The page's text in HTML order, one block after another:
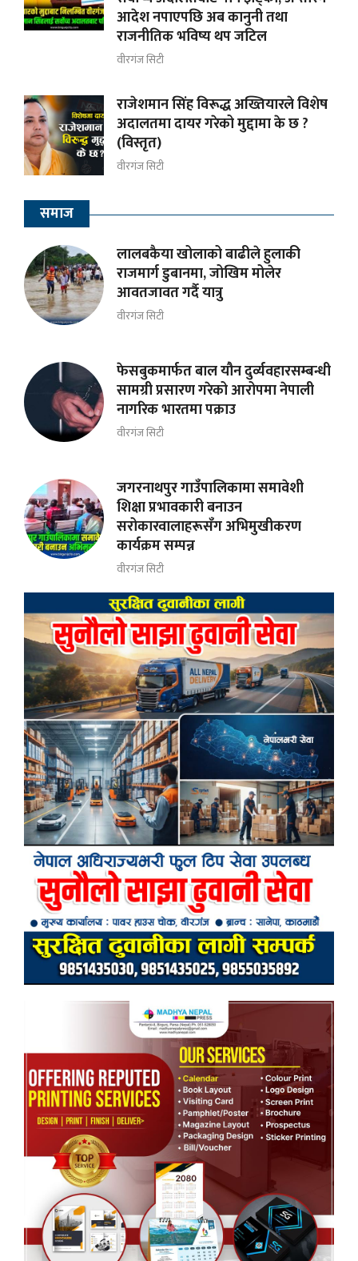
आदेश नपाएपछि अब कानुनी तथा
राजनीतिक भविष्य थप जटिल
वीरगंज सिटी
राजेशमान सिंह विरूद्ध अख्तियारले विशेष
अदालतमा दायर गरेको मुद्दामा के छ ?
(विस्तृत)
वीरगंज सिटी
समाज
लालबकैया खोलाको बाढीले हुलाकी
राजमार्ग डुबानमा, जोखिम मोलेर
आवतजावत गर्दै यात्रु
वीरगंज सिटी
फेसबुकमार्फत बाल यौन दुर्व्यवहारसम्बन्धी
सामग्री प्रसारण गरेको आरोपमा नेपाली
नागरिक भारतमा पक्राउ
वीरगंज सिटी
जगरनाथपुर गाउँपालिकामा समावेशी
शिक्षा प्रभावकारी बनाउन
सरोकारवालाहरूसँग अभिमुखीकरण
कार्यक्रम सम्पन्न
वीरगंज सिटी